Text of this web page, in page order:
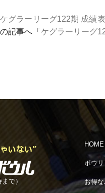
ケグラーリーグ122期 成績表
記事へ「 ケグラーリーグ
で）
ボウ
お得